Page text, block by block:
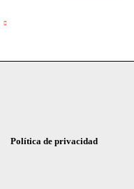
Política de privacidad